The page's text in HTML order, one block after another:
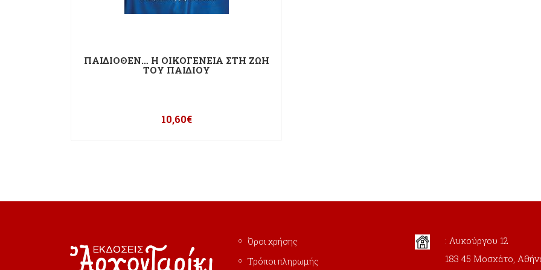
ΠΑΙΔΙΟΘΕΝ… Η ΟΙΚΟΓΕΝΕΙΑ ΣΤΗ ΖΩΗ
ΤΟΥ ΠΑΙΔΙΟΥ
10,60€
Όροι χρήσης
Τρόποι πληρωμής
: Λυκούργου 12
183 45 Μοσχάτο,